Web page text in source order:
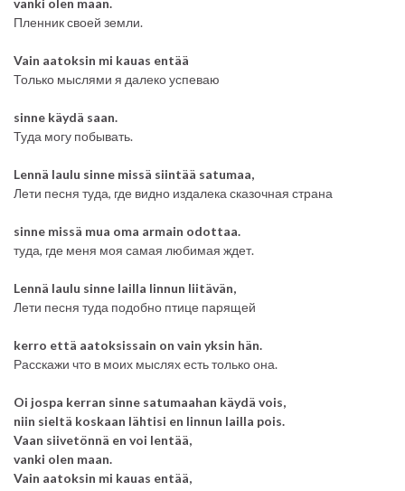
Пленник своей земли.
Vain aatoksin mi kauas entää
Только мыслями я далеко успеваю
sinne käydä saan.
Туда могу побывать.
Lennä laulu sinne missä siintää satumaa,
Лети песня туда, где видно издалека сказочная страна
sinne missä mua oma armain odottaa.
туда, где меня моя самая любимая ждет.
Lennä laulu sinne lailla linnun liitävän,
Лети песня туда подобно птице парящей
kerro että aatoksissain on vain yksin hän.
Расскажи что в моих мыслях есть только она.
Oi jospa kerran sinne satumaahan käydä vois,
niin sieltä koskaan lähtisi en linnun lailla pois.
Vaan siivetönnä en voi lentää,
vanki olen maan.
Vain aatoksin mi kauas entää,